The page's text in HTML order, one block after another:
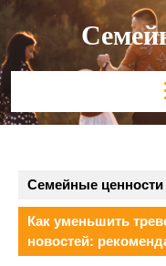
Перейти
содержимому
Семейные ценности
Как уменьшить
новостей: